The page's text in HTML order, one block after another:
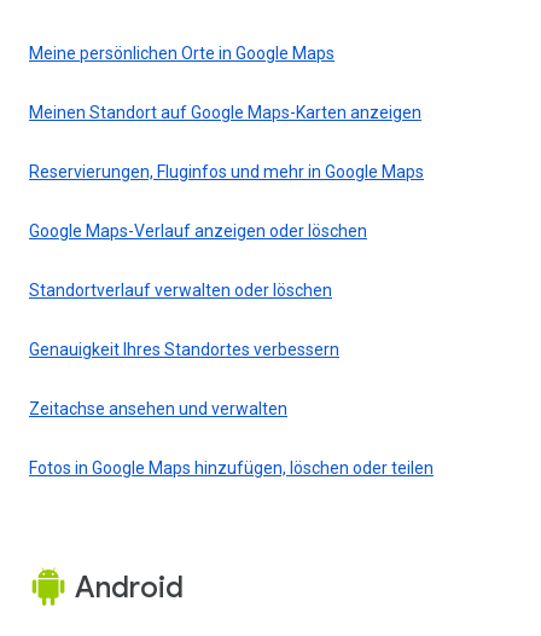
Meine persönlichen Orte in Google Maps
Meinen Standort auf Google Maps-Karten anzeigen
Reservierungen, Fluginfos und mehr in Google Maps
Google Maps-Verlauf anzeigen oder löschen
Standortverlauf verwalten oder löschen
Genauigkeit Ihres Standortes verbessern
Zeitachse ansehen und verwalten
Fotos in Google Maps hinzufügen, löschen oder teilen
Android